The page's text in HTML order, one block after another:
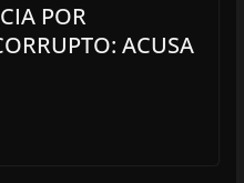
POR
ACUSA